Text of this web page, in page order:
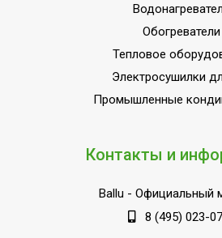
Обогреватели
Тепловое
Электросушилки
Промышленные
Контакты и
Ballu - Официальный
8 (495) 023-